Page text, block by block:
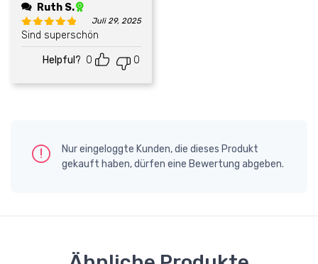
Ruth S.
Bewertet mit5von 5
Juli 29, 2025
Sind superschön
Helpful? 0 0
Nur eingeloggte Kunden, die dieses Produkt
gekauft haben, dürfen eine Bewertung abgeben.